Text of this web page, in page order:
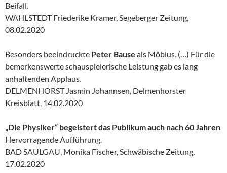
Beifall.
WAHLSTEDT Friederike Kramer, Segeberger Zeitung,
08.02.2020
Besonders beeindruckte Peter Bause als Möbius. (…) Für die
bemerkenswerte schauspielerische Leistung gab es lang
anhaltenden Applaus.
DELMENHORST Jasmin Johannsen, Delmenhorster
Kreisblatt, 14.02.2020
„Die Physiker“ begeistert das Publikum auch nach 60 Jahren
Hervorragende Aufführung.
BAD SAULGAU, Monika Fischer, Schwäbische Zeitung,
17.02.2020